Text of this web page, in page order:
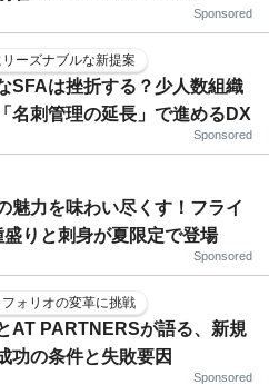
Sponsored
ーズナブルな新提案
SFAは挫折する？少人数組織
名刺管理の延長」で進めるDX
Sponsored
魅力を味わい尽くす！フライ
りと刺身が夏限定で登場
Sponsored
ォリオの変革に挑戦
AT PARTNERSが語る、新規
功の条件と失敗要因
Sponsored